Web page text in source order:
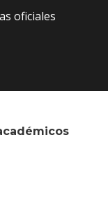
oficiales